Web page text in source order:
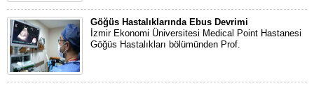
Göğüs Hastalıklarında Ebus Devrimi
İzmir Ekonomi Üniversitesi Medical Point Hastanesi
Göğüs Hastalıkları bölümünden Prof.